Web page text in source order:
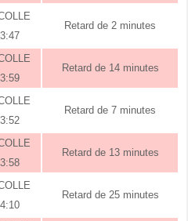
Retard de 2 minutes
Retard de 14 minutes
Retard de 7 minutes
Retard de 13 minutes
Retard de 25 minutes